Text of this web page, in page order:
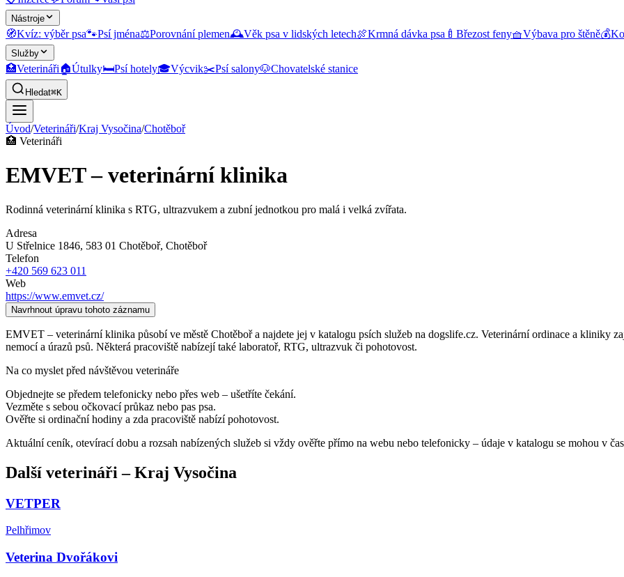
Nástroje
🧭Kvíz: výběr psa🐾Psí jména⚖️Porovnání plemen🕰️Věk psa v lidských letech🍖Krmná dávka psa 🍼 Březost feny🧺Výbava pro štěně💰
Služby
🏥Veterináři🏠Útulky🛏️Psí hotely🎓Výcvik✂️Psí salony🐶Chovatelské stanice
Hledat⌘K
Úvod/Veterináři/Kraj Vysočina/Chotěboř
🏥 Veterináři
EMVET – veterinární klinika
Rodinná veterinární klinika s RTG, ultrazvukem a zubní jednotkou pro malá i velká zvířata.
Adresa
U Střelnice 1846, 583 01 Chotěboř, Chotěboř
Telefon
+420 569 623 011
Web
https://www.emvet.cz/
Navrhnout úpravu tohoto záznamu
EMVET – veterinární klinika působí ve městě Chotěboř a najdete jej v katalogu psích služeb na dogslife.cz. Veterinární ordinace a kliniky
nemocí a úrazů psů. Některá pracoviště nabízejí také laboratoř, RTG, ultrazvuk či pohotovost.
Na co myslet před návštěvou veterináře
Objednejte se předem telefonicky nebo přes web – ušetříte čekání.
Vezměte s sebou očkovací průkaz nebo pas psa.
Ověřte si ordinační hodiny a zda pracoviště nabízí pohotovost.
Aktuální ceník, otevírací dobu a rozsah nabízených služeb si vždy ověřte přímo na webu nebo telefonicky – údaje v katalogu se mohou v
Další veterináři –Kraj Vysočina
VETPER
Pelhřimov
Veterina Dvořákovi